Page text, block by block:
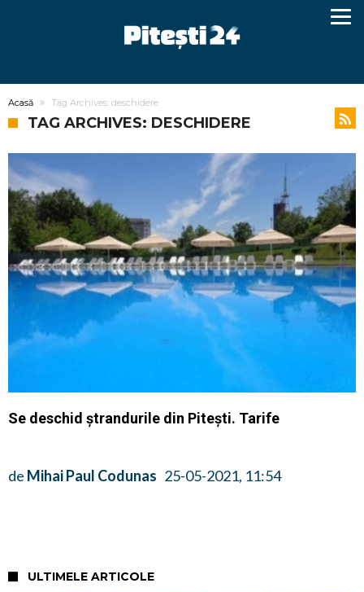
Acasă Tag Archives: deschidere
TAG ARCHIVES: DESCHIDERE
Se deschid ștrandurile din Pitești. Tarife
de Mihai Paul Codunas 25-05-2021, 11:54
ULTIMELE ARTICOLE